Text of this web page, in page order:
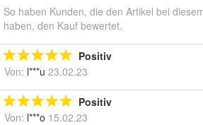
So haben Kunden, die den Artikel bei
haben, den Kauf bewertet.
Positiv
Von: l***u 23.02.23
Positiv
Von: l***o 15.02.23